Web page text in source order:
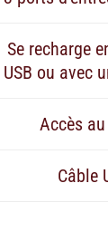
Se recharge
USB ou avec
Accès
Câble